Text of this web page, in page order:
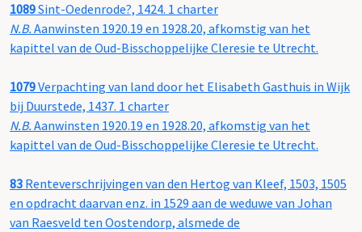
1089Sint-Oedenrode?, 1424. 1 charter
N.B. Aanwinsten 1920.19 en 1928.20, afkomstig van het
kapittel van de Oud-Bisschoppelijke Cleresie te Utrecht.
1079Verpachting van land door het Elisabeth Gasthuis in Wijk
bij Duurstede, 1437. 1 charter
N.B. Aanwinsten 1920.19 en 1928.20, afkomstig van het
kapittel van de Oud-Bisschoppelijke Cleresie te Utrecht.
83 Renteverschrijvingen van den Hertog van Kleef, 1503, 1505
en opdracht daarvan enz. in 1529 aan de weduwe van Johan
van Raesveld ten Oostendorp, alsmede de